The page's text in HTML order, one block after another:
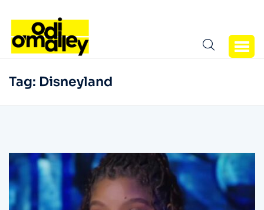
Tag: Disneyland